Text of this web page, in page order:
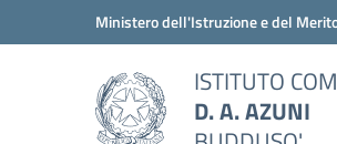
Vai ai contenuti
Vai al menu di navigazioneMinistero dell'Istruzione e del
ISTITUTO
D. A. AZUNI